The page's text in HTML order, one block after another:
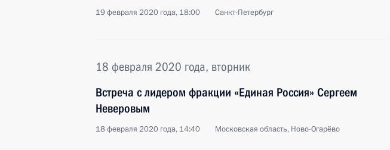
19 февраля 2020 года, 18:00 Санкт-Петербург
18 февраля 2020 года, вторник
Встреча с лидером фракции «Единая Россия» Сергеем
Неверовым
18 февраля 2020 года, 14:40 Московская область, Ново-Огарёво